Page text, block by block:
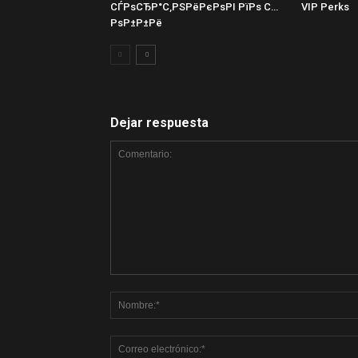
СЃРѕСЂР°С‚РЅРёРєРѕРІ РїРѕ С…
РѕР±Р±Рё
VIP Perks
Dejar respuesta